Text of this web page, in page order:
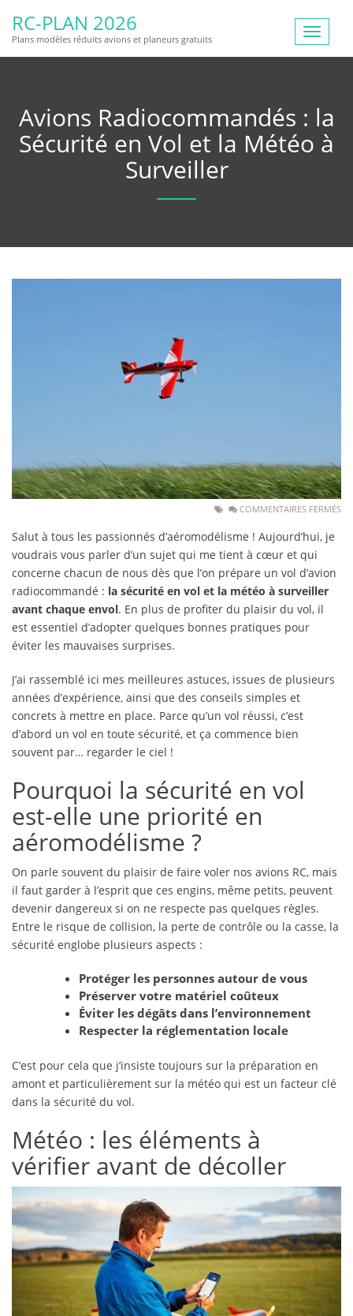
RC-PLAN 2026
Plans modèles réduits avions et planeurs gratuits
Toggle
Avions Radiocommandés : la
Sécurité en Vol et la Météo à
Surveiller
COMMENTAIRES FERMÉS
Salut à tous les passionnés d’aéromodélisme ! Aujourd’hui, je
voudrais vous parler d’un sujet qui me tient à cœur et qui
concerne chacun de nous dès que l’on prépare un vol d’avion
radiocommandé : la sécurité en vol et la météo à surveiller
avant chaque envol. En plus de profiter du plaisir du vol, il
est essentiel d’adopter quelques bonnes pratiques pour
éviter les mauvaises surprises.
J’ai rassemblé ici mes meilleures astuces, issues de plusieurs
années d’expérience, ainsi que des conseils simples et
concrets à mettre en place. Parce qu’un vol réussi, c’est
d’abord un vol en toute sécurité, et ça commence bien
souvent par… regarder le ciel !
Pourquoi la sécurité en vol
est-elle une priorité en
aéromodélisme ?
On parle souvent du plaisir de faire voler nos avions RC, mais
il faut garder à l’esprit que ces engins, même petits, peuvent
devenir dangereux si on ne respecte pas quelques règles.
Entre le risque de collision, la perte de contrôle ou la casse, la
sécurité englobe plusieurs aspects :
Protéger les personnes autour de vous
Préserver votre matériel coûteux
Éviter les dégâts dans l’environnement
Respecter la réglementation locale
C’est pour cela que j’insiste toujours sur la préparation en
amont et particulièrement sur la météo qui est un facteur clé
dans la sécurité du vol.
Météo : les éléments à
vérifier avant de décoller